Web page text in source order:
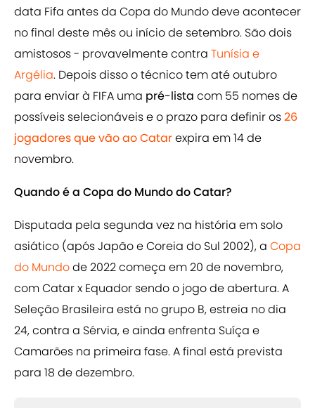
data Fifa antes da Copa do Mundo deve acontecer
no final deste mês ou início de setembro. São dois
amistosos - provavelmente contra Tunísia e
Argélia. Depois disso o técnico tem até outubro
para enviar à FIFA uma pré-lista com 55 nomes de
possíveis selecionáveis e o prazo para definir os26
jogadores que vão ao Catarexpira em 14 de
novembro.
Quando é a Copa do Mundo do Catar?
Disputada pela segunda vez na história em solo
asiático (após Japão e Coreia do Sul 2002), a Copa
do Mundode 2022 começa em 20 de novembro,
com Catar x Equador sendo o jogo de abertura. A
Seleção Brasileira está no grupo B, estreia no dia
24, contra a Sérvia, e ainda enfrenta Suíça e
Camarões na primeira fase. A final está prevista
para 18 de dezembro.